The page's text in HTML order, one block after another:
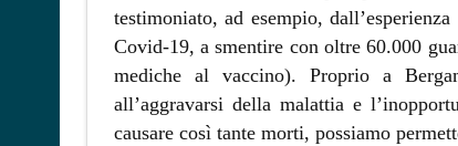
testimoniato, ad esempio,
Covid-19, a smentire con oltre 60.000
mediche al vaccino). Proprio a
all’aggravarsi della malattia e
causare così tante morti, possiamo